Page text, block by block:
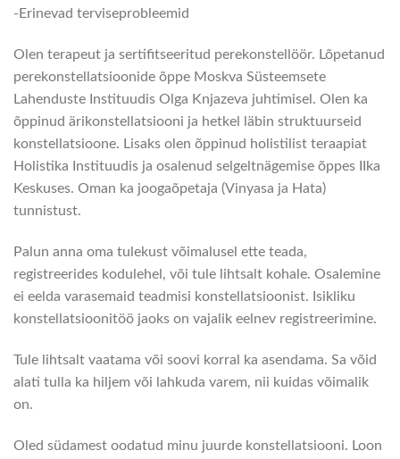
-Erinevad terviseprobleemid
Olen terapeut ja sertifitseeritud perekonstellöör. Lõpetanud
perekonstellatsioonide õppe Moskva Süsteemsete
Lahenduste Instituudis Olga Knjazeva juhtimisel. Olen ka
õppinud ärikonstellatsiooni ja hetkel läbin struktuurseid
konstellatsioone. Lisaks olen õppinud holistilist teraapiat
Holistika Instituudis ja osalenud selgeltnägemise õppes IIka
Keskuses. Oman ka joogaõpetaja (Vinyasa ja Hata)
tunnistust.
Palun anna oma tulekust võimalusel ette teada,
registreerides kodulehel, või tule lihtsalt kohale. Osalemine
ei eelda varasemaid teadmisi konstellatsioonist. Isikliku
konstellatsioonitöö jaoks on vajalik eelnev registreerimine.
Tule lihtsalt vaatama või soovi korral ka asendama. Sa võid
alati tulla ka hiljem või lahkuda varem, nii kuidas võimalik
on.
Oled südamest oodatud minu juurde konstellatsiooni. Loon